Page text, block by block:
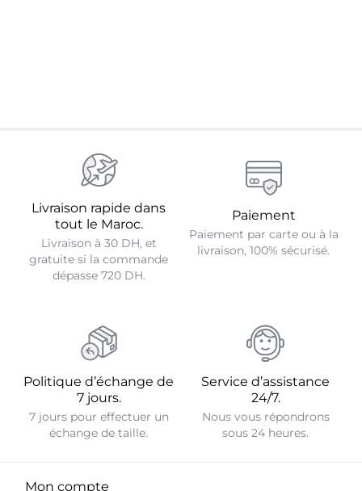
Livraison rapide dans
tout le Maroc.
Livraison à 30 DH, et
gratuite si la commande
dépasse 720 DH.
Paiement
Paiement par carte ou à la
livraison, 100% sécurisé.
Politique d’échange de
7 jours.
7 jours pour effectuer un
échange de taille.
Service d’assistance
24/7.
Nous vous répondrons
sous 24 heures.
Mon compte